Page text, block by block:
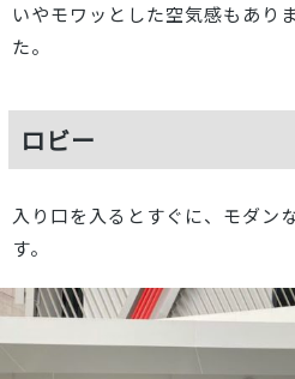
いやモワッとした空気感もあり
た。
ロビー
入り口を入るとすぐに、モダン
す。